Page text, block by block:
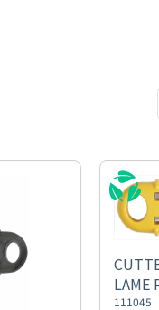
LAME
111045